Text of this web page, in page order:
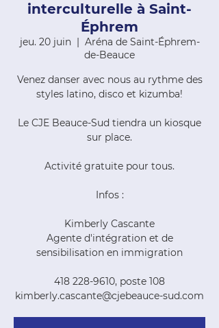
interculturelle à Saint-
Éphrem
jeu. 20 juin
  |
Aréna de Saint-Éphrem-
de-Beauce
Venez danser avec nous au rythme des
styles latino, disco et kizumba!
Le CJE Beauce-Sud tiendra un kiosque
sur place.
Activité gratuite pour tous.
Infos :
Kimberly Cascante
Agente d'intégration et de
sensibilisation en immigration
418 228-9610, poste 108
kimberly.cascante@cjebeauce-sud.com